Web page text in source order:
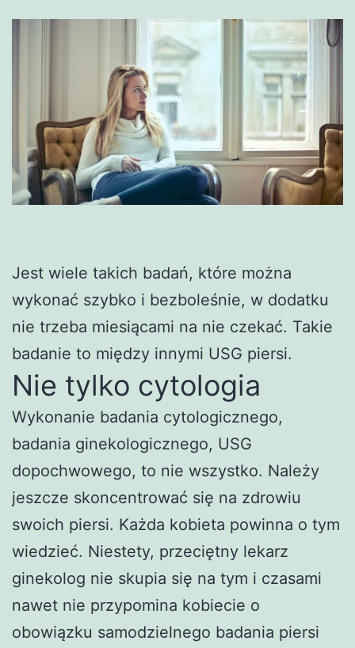
Jest wiele takich badań, które można
wykonać szybko i bezboleśnie, w dodatku
nie trzeba miesiącami na nie czekać. Takie
badanie to między innymi USG piersi.
Nie tylko cytologia
Wykonanie badania cytologicznego,
badania ginekologicznego, USG
dopochwowego, to nie wszystko. Należy
jeszcze skoncentrować się na zdrowiu
swoich piersi. Każda kobieta powinna o tym
wiedzieć. Niestety, przeciętny lekarz
ginekolog nie skupia się na tym i czasami
nawet nie przypomina kobiecie o
obowiązku samodzielnego badania piersi